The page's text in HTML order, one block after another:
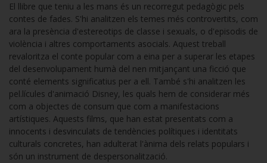
El llibre que teniu a les mans és un recorregut pedagògic pels
contes de fades. S'hi analitzen els temes més controvertits, com
ara la presència d'estereotips de classe i sexuals, o d'episodis de
violència i altres comportaments asocials. Aquest treball
revaloritza el conte popular com a eina per a superar les etapes
del desenvolupament humà del nen mitjançant una ficció que
conté elements significatius per a ell. També s'hi analitzen les
pel.lícules d'animació Disney, les quals hem de considerar més
com a objectes de consum que com a manifestacions
artístiques. Aquests films, que han estat presentats com a
innocents i desvinculats de tendències polítiques i identitats
culturals concretes, han adulterat l'ànima dels relats populars i
són un instrument de despersonalització.